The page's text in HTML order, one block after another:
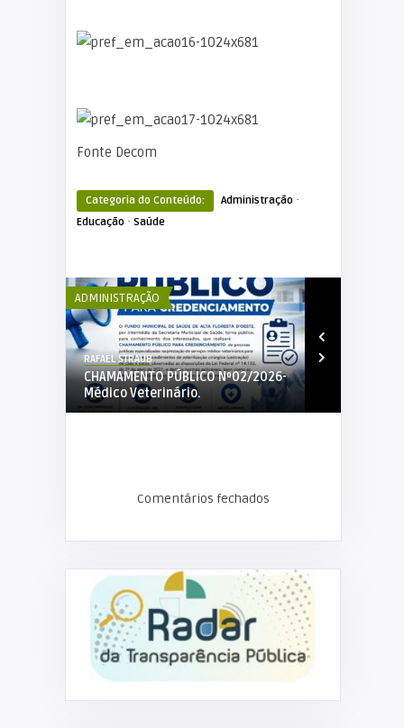
Fonte Decom
Categoria do Conteúdo: Administração ·
Educação · Saúde
ADMINISTRAÇÃO
RAFAEL STRAUB
CHAMAMENTO PÚBLICO Nº02/2026-
Médico Veterinário.
Comentários fechados